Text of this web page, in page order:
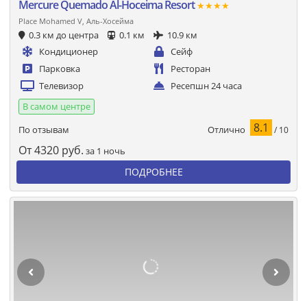
Mercure Quemado Al-Hoceima Resort★★★★
Place Mohamed V, Аль-Хосейма
0.3 км до центра 0.1 км
10.9 км
Кондиционер
Сейф
Парковка
Ресторан
Телевизор
Ресепшн 24 часа
В самом центре
По отзывам
Отлично 8.1 / 10
От4320 руб. за 1 ночь
ПОДРОБНЕЕ